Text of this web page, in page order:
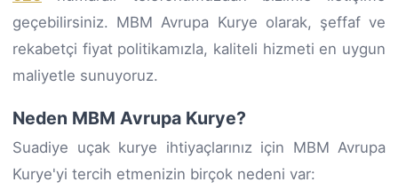
geçebilirsiniz. MBM Avrupa Kurye olarak, şeffaf ve
rekabetçi fiyat politikamızla, kaliteli hizmeti en uygun
maliyetle sunuyoruz.
Neden MBM Avrupa Kurye?
Suadiye uçak kurye ihtiyaçlarınız için MBM Avrupa
Kurye'yi tercih etmenizin birçok nedeni var: